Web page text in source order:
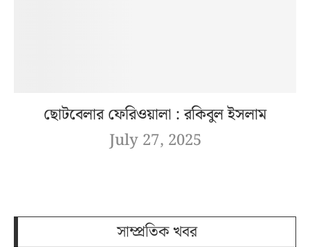
ছোটবেলার ফেরিওয়ালা : রকিবুল ইসলাম
July 27, 2025
সাম্প্রতিক খবর